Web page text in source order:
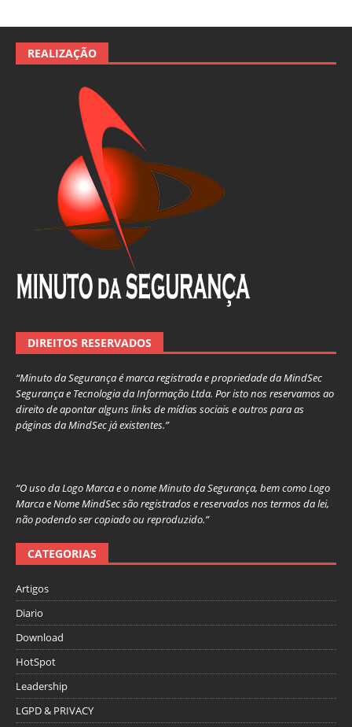
REALIZAÇÃO
DIREITOS RESERVADOS
“Minuto da Segurança é marca registrada e propriedade da MindSec
Segurança e Tecnologia da Informação Ltda. Por isto nos reservamos ao
direito de apontar alguns links de mídias sociais e outros para as
páginas da MindSec já existentes.”
“O uso da Logo Marca e o nome Minuto da Segurança, bem como Logo
Marca e Nome MindSec são registrados e reservados nos termos da lei,
não podendo ser copiado ou reproduzido.”
CATEGORIAS
Artigos
Diario
Download
HotSpot
Leadership
LGPD & PRIVACY